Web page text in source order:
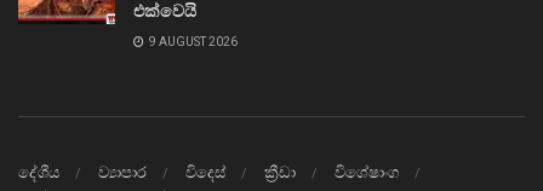
එක්වෙයි
9 AUGUST 2026
දේශීය ව්‍යාපාර විදෙස් ක්‍රීඩා
විශේෂාංග